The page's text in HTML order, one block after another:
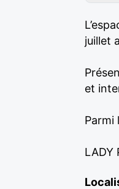
juillet
et
Parmi
LADY